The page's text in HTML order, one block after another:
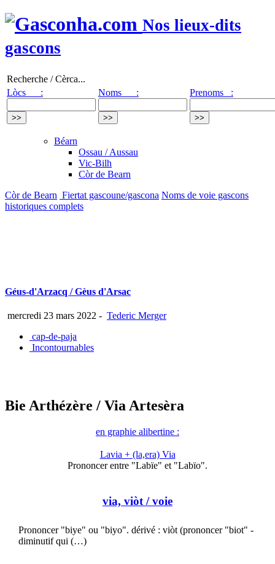
Nos lieux-dits
gascons
Recherche / Cèrca...
Lòcs :
Noms : Prenoms :
Béarn
Ossau / Aussau
Vic-Bilh
Còr de Bearn
Còr de Bearn Fiertat gascoune/gascona Noms de voie gascons
historiques complets
Géus-d'Arzacq / Gèus d'Arsac
mercredi 23 mars 2022 - Tederic Merger
cap-de-paja
Incontournables
Bie Arthézère / Via Artesèra
en graphie alibertine :
Lavia + (la,era) Via
Prononcer entre "Labïe" et "Labïo".
via, viòt / voie
Prononcer "biye" ou "biyo". dérivé : viòt (prononcer "biot" -
diminutif qui (…)